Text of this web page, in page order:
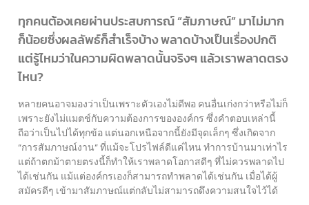
ทุกคนต้องเคยผ่านประสบการณ์ “สัมภาษณ์” มาไม่มาก
ก็น้อยซึ่งผลลัพธ์ก็สำเร็จบ้าง พลาดบ้างเป็นเรื่องปกติ
แต่รู้ไหมว่าในความผิดพลาดนั้นจริงๆ แล้วเราพลาดตรง
ไหน?
หลายคนอาจมองว่าเป็นเพราะตัวเองไม่ดีพอ คนอื่นเก่งกว่าหรือไม่ก็
เพราะยังไม่แมตช์กับความต้องการขององค์กร ซึ่งคำตอบเหล่านี้
ถือว่าเป็นไปได้ทุกข้อ แต่นอกเหนือจากนี้ยังมีจุดเล็กๆ ซึ่งเกิดจาก
“การสัมภาษณ์งาน” ที่แม้จะโปรไฟล์ดีแค่ไหน ทำการบ้านมาเท่าไร
แต่ถ้าตกม้าตายตรงนี้ก็ทำให้เราพลาดโอกาสดีๆ ที่ไม่ควรพลาดไป
ได้เช่นกัน แม้แต่องค์กรเองก็สามารถทำพลาดได้เช่นกัน เมื่อได้ผู้
สมัครดีๆ เข้ามาสัมภาษณ์แต่กลับไม่สามารถดึงความสนใจไว้ได้